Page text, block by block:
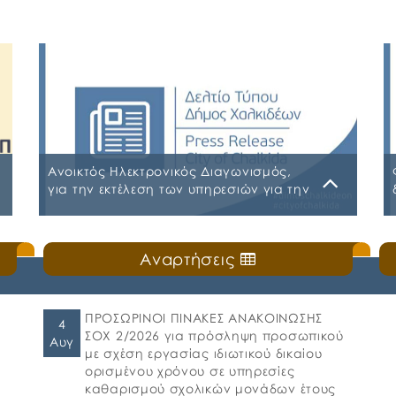
Ανοικτός Ηλεκτρονικός Διαγωνισμός,
για την εκτέλεση των υπηρεσιών για την
ΧΑΛΚΙΔΕΩΝ»
Α.Δ.Ε. 776-2026 ΚΗΜΔΗΣ ΠΑΡΑΡΤΗΜΑ Α’
ΜΕΛΕΤΗ ΑΣΦΑΛΕΙΕΣ 2026-2027 09-07-
2026_signed ΠΑΡΑΡΤΗΜΑ Α’ ΜΕΛΕΤΗ
ΑΣΦΑΛΕΙΕΣ ΕΠΕΞΕΡΓΑΣΙΜΗ 2026-2027 09-07-
2026 ΠΑΡΑΡΤΗΜΑ Β ΕΕΕΣ PDF_signed
ΠΕΡΙΛΗΨΗ ΔΙΑΚΗΡΥΞΗΣ ΑΣΦΑΛΕΙΕΣ_signed
Αναρτήσεις
4
Αυγ
ΠΡΟΣΩΡΙΝΟΙ ΠΙΝΑΚΕΣ ΑΝΑΚΟΙΝΩΣΗΣ
ΣΟΧ 2/2026 για πρόσληψη προσωπικού
με σχέση εργασίας ιδιωτικού δικαίου
ορισμένου χρόνου σε υπηρεσίες
καθαρισμού σχολικών μονάδων έτους